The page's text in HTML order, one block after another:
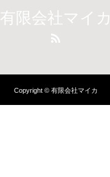
有限会社マイカ
Copyright © 有限会社マイカ